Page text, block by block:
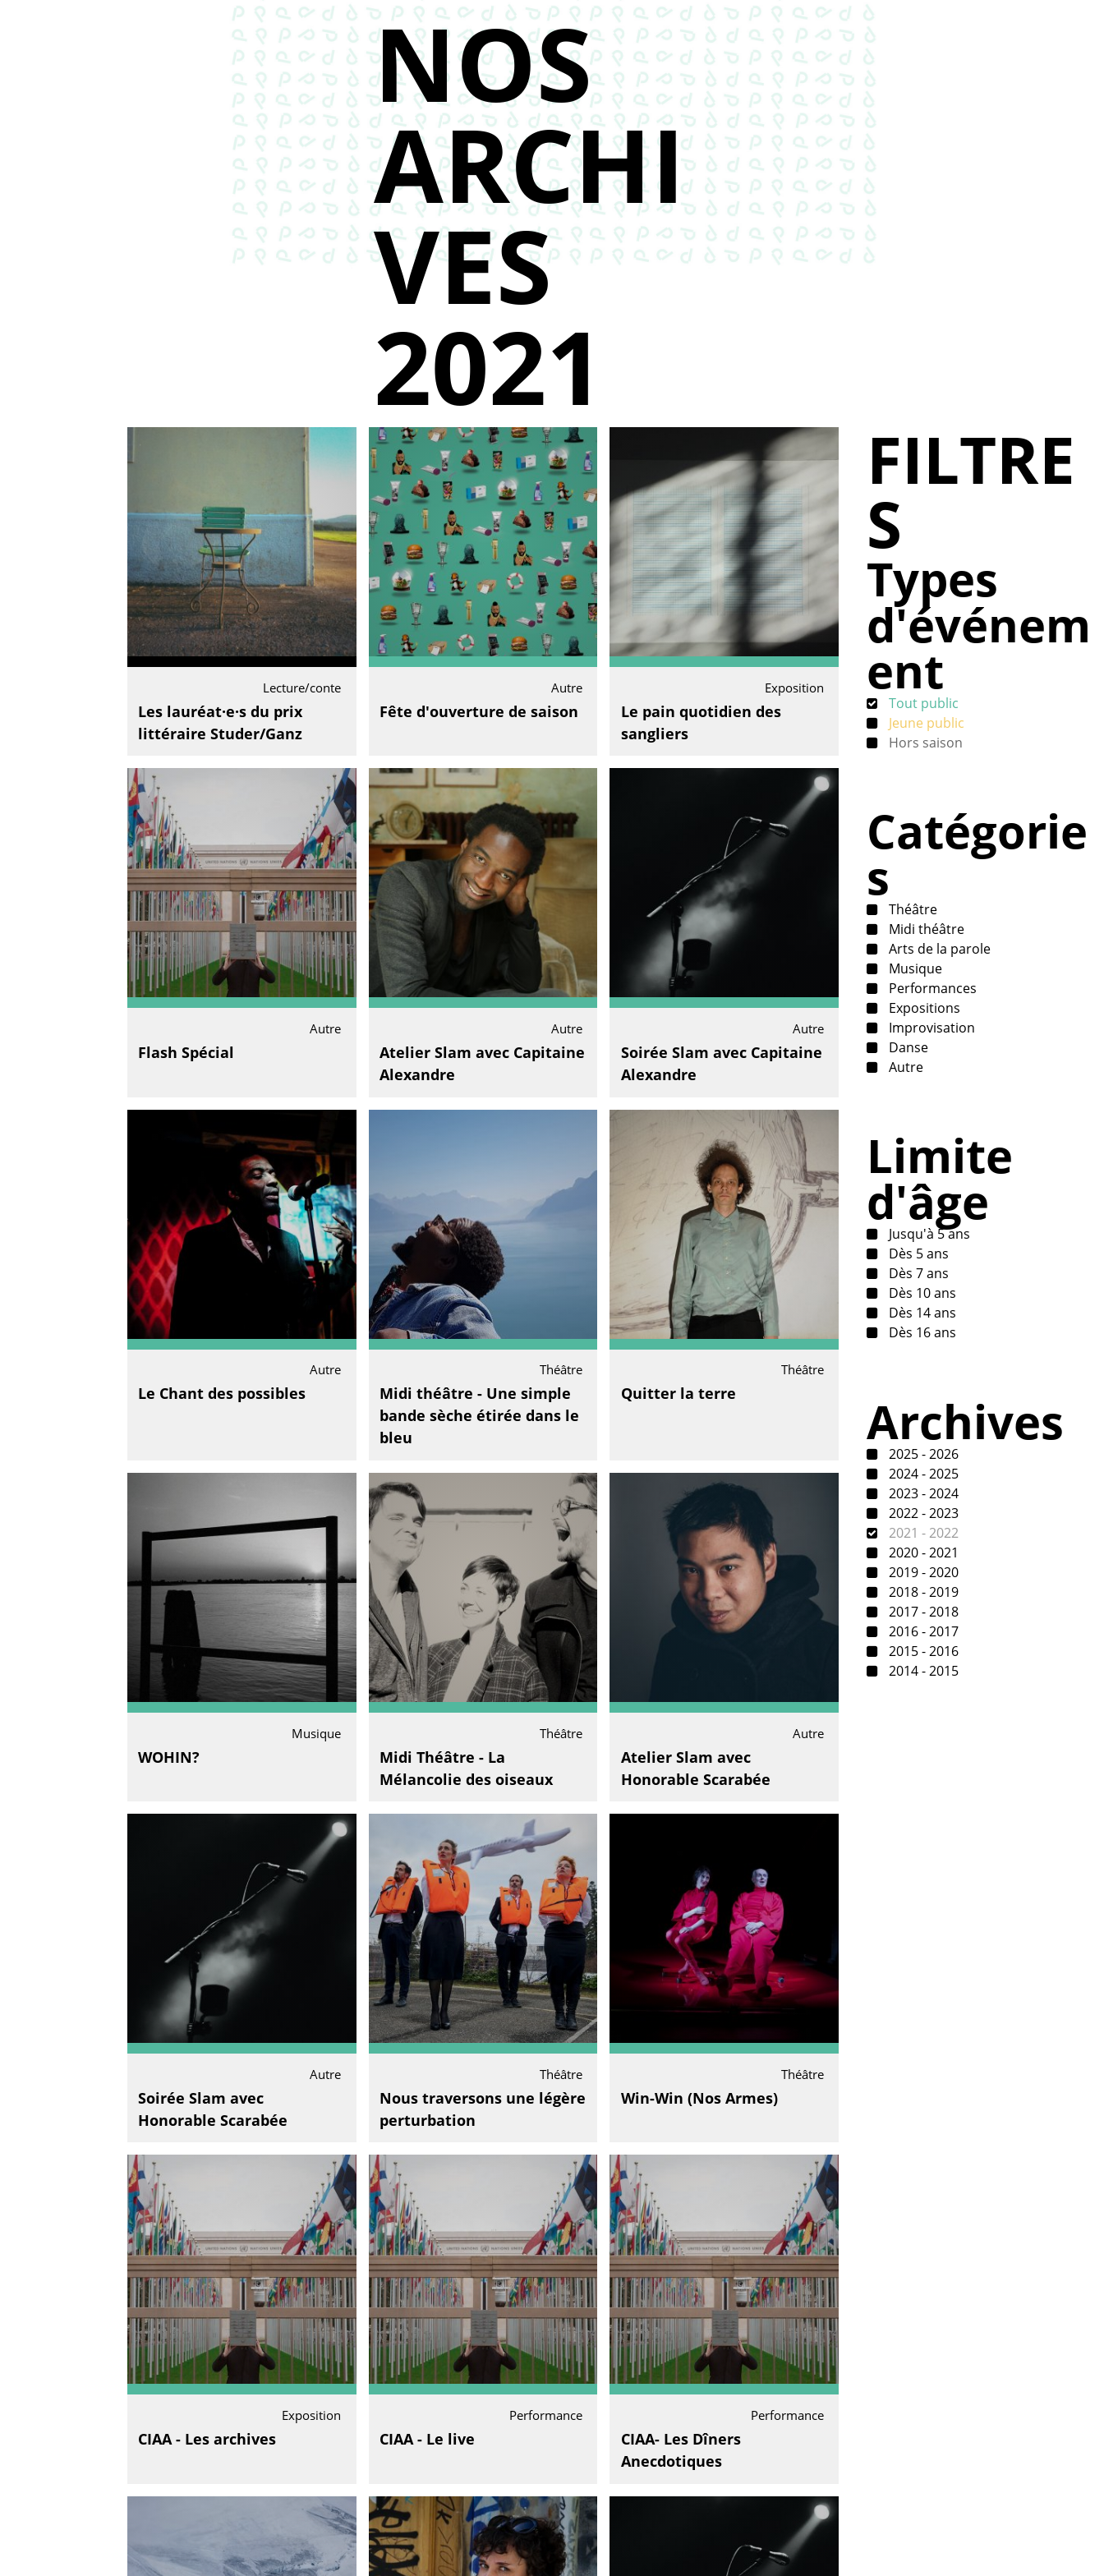
NOS
ARCHI
VES
2021
Lecture/conte
Les lauréat·e·s du prix
littéraire Studer/Ganz
Autre
Fête d'ouverture de saison
Exposition
Le pain quotidien des
sangliers
Autre
Flash Spécial
Autre
Atelier Slam avec Capitaine
Alexandre
Autre
Soirée Slam avec Capitaine
Alexandre
Autre
Le Chant des possibles
Théâtre
Midi théâtre - Une simple
bande sèche étirée dans le
bleu
Théâtre
Quitter la terre
Musique
WOHIN?
Théâtre
Midi Théâtre - La
Mélancolie des oiseaux
Autre
Atelier Slam avec
Honorable Scarabée
Autre
Soirée Slam avec
Honorable Scarabée
Théâtre
Nous traversons une légère
perturbation
Théâtre
Win-Win (Nos Armes)
Exposition
CIAA - Les archives
Performance
CIAA - Le live
Performance
CIAA- Les Dîners
Anecdotiques
FILTRE
S
Types
d'événem
ent
Tout public
Jeune public
Hors saison
Catégorie
s
Théâtre
Midi théâtre
Arts de la parole
Musique
Performances
Expositions
Improvisation
Danse
Autre
Limite
d'âge
Jusqu'à 5 ans
Dès 5 ans
Dès 7 ans
Dès 10 ans
Dès 14 ans
Dès 16 ans
Archives
2025 - 2026
2024 - 2025
2023 - 2024
2022 - 2023
2021 - 2022
2020 - 2021
2019 - 2020
2018 - 2019
2017 - 2018
2016 - 2017
2015 - 2016
2014 - 2015